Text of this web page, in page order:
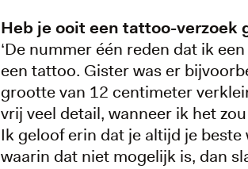
Heb je ooit een tattoo-verzoek
‘De nummer één reden dat ik
een tattoo. Gister was er
grootte van 12 centimeter
vrij veel detail, wanneer ik het
Ik geloof erin dat je altijd je
waarin dat niet mogelijk is, dan